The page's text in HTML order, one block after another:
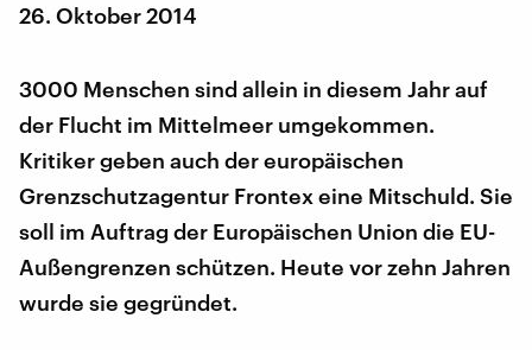
26. Oktober 2014
3000 Menschen sind allein in diesem Jahr auf
der Flucht im Mittelmeer umgekommen.
Kritiker geben auch der europäischen
Grenzschutzagentur Frontex eine Mitschuld. Sie
soll im Auftrag der Europäischen Union die EU-
Außengrenzen schützen. Heute vor zehn Jahren
wurde sie gegründet.